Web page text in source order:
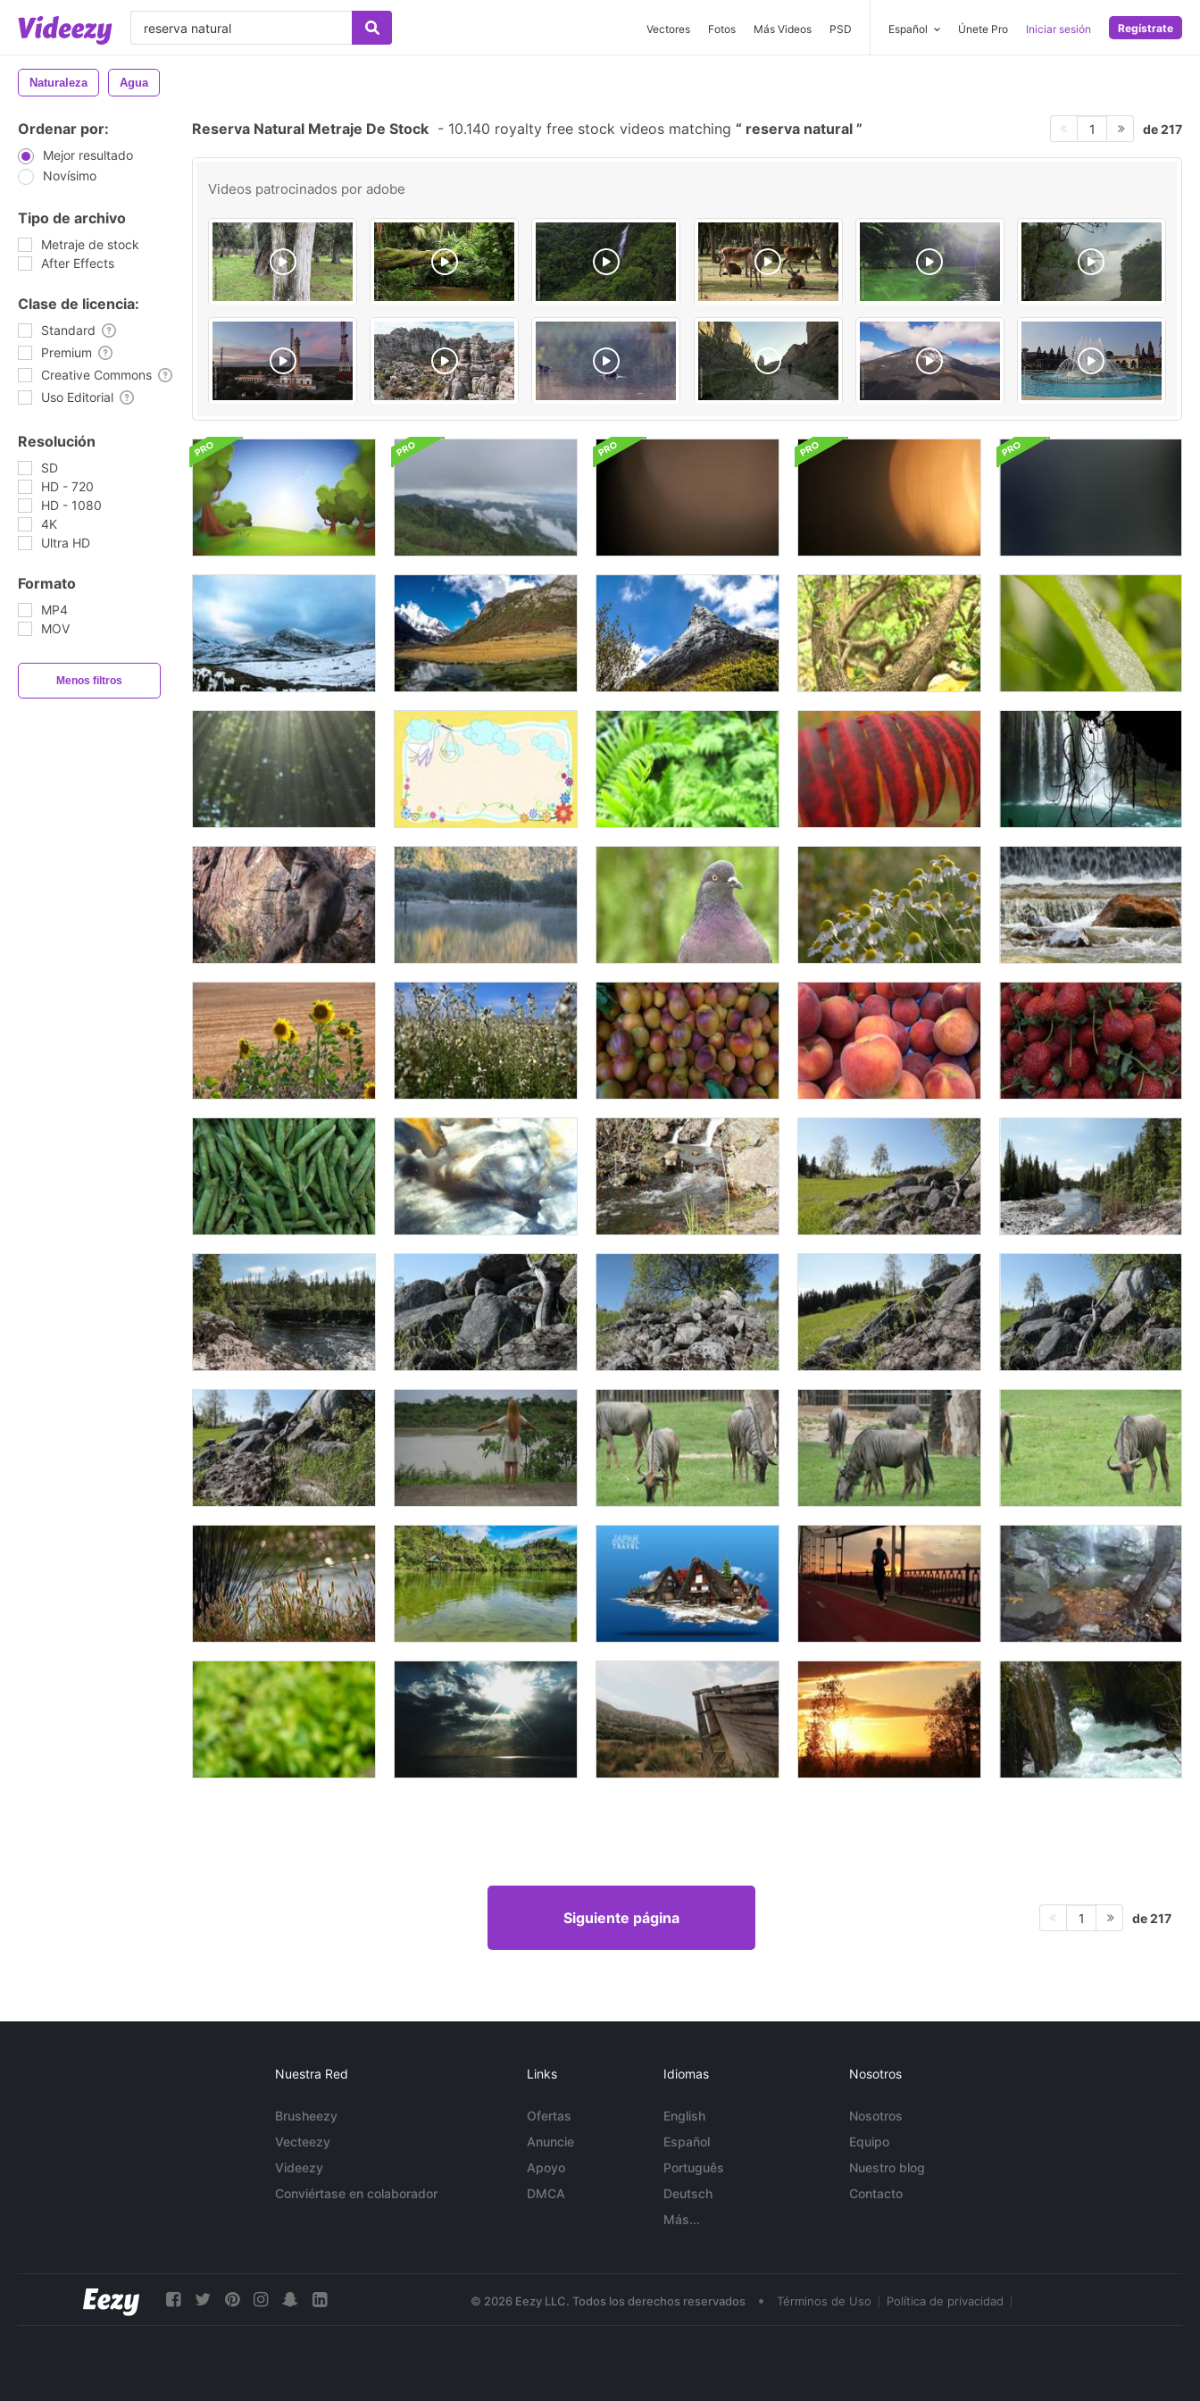
Vectores Fotos Más Videos PSD Español Únete Pro Iniciar sesión Regístrate
Naturaleza Agua
Ordenar por:
Mejor resultado
Novísimo
Tipo de archivo
Metraje de stock
After Effects
Clase de licencia:
Standard
Premium
Creative Commons
Uso Editorial
Resolución
SD
HD - 720
HD - 1080
4K
Ultra HD
Formato
MP4
MOV
Menos filtros
Reserva Natural Metraje De Stock - 10.140 royalty free stock videos matching reserva natural 1 de 217
Videos patrocinados por adobe
Siguiente página 1 de 217
Nuestra Red
Brusheezy
Vecteezy
Videezy
Conviértase en colaborador
Links
Ofertas
Anuncie
Apoyo
DMCA
Idiomas
English
Español
Português
Deutsch
Más...
Nosotros
Nosotros
Equipo
Nuestro blog
Contacto
© 2026 Eezy LLC. Todos los derechos reservados • Términos de Uso Política de privacidad